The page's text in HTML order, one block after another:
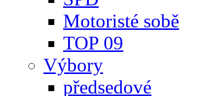
Motoristé sobě
TOP 09
Výbory
předsedové